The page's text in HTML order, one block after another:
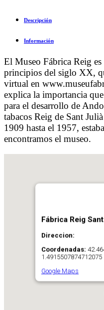
Descripción
Información
El Museo Fábrica Reig
principios del siglo XX,
virtual en
explica la importancia
para el desarrollo de
tabacos Reig de Sant
1909 hasta el 1957,
encontramos el museo.
Fábrica Reig
Direccion:
Coordenadas:
1.4915507874712075
Google Maps